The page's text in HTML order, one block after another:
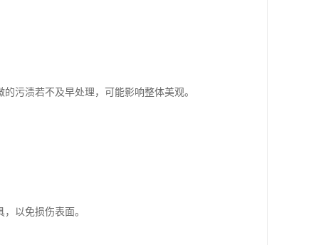
污渍若不及早处理，可能影响整体美观。
以免损伤表面。